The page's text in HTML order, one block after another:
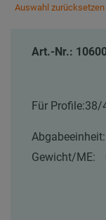
Auswahl zurücksetzen
Art.-Nr.:
Für Profile:38/
Abgabeeinheit:
Gewicht/ME: